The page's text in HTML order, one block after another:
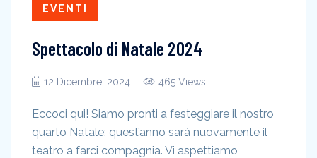
EVENTI
Spettacolo di Natale 2024
12 Dicembre, 2024 465 Views
Eccoci qui! Siamo pronti a festeggiare il nostro
quarto Natale: quest’anno sarà nuovamente il
teatro a farci compagnia. Vi aspettiamo